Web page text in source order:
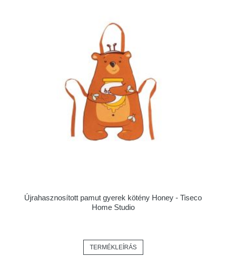
Újrahasznosított pamut gyerek kötény Honey - Tiseco
Home Studio
TERMÉKLEÍRÁS